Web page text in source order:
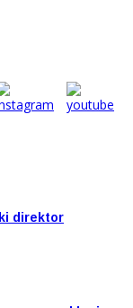
direktor